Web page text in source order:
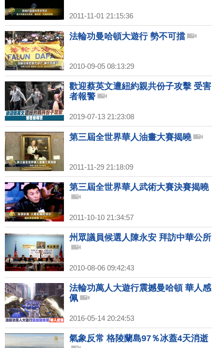
2011-11-01 21:15:36
法輪功曼哈頓大遊行 勢不可擋
2010-09-05 08:13:29
歡迎蔡英文遭紐約親共份子攻擊 受害
者報警
2019-07-13 21:23:08
第三屆全世界華人油畫大賽揭曉
2011-11-29 21:18:09
第三屆全世界華人武術大賽決賽揭曉
2011-10-10 21:34:57
州眾議員候選人陳永安 拜訪中華公所
2010-08-06 09:42:43
法輪功萬人大遊行震撼曼哈頓 華人感
佩
2016-05-14 20:24:53
氣象反常 格陵蘭島97％冰蓋4天消逝